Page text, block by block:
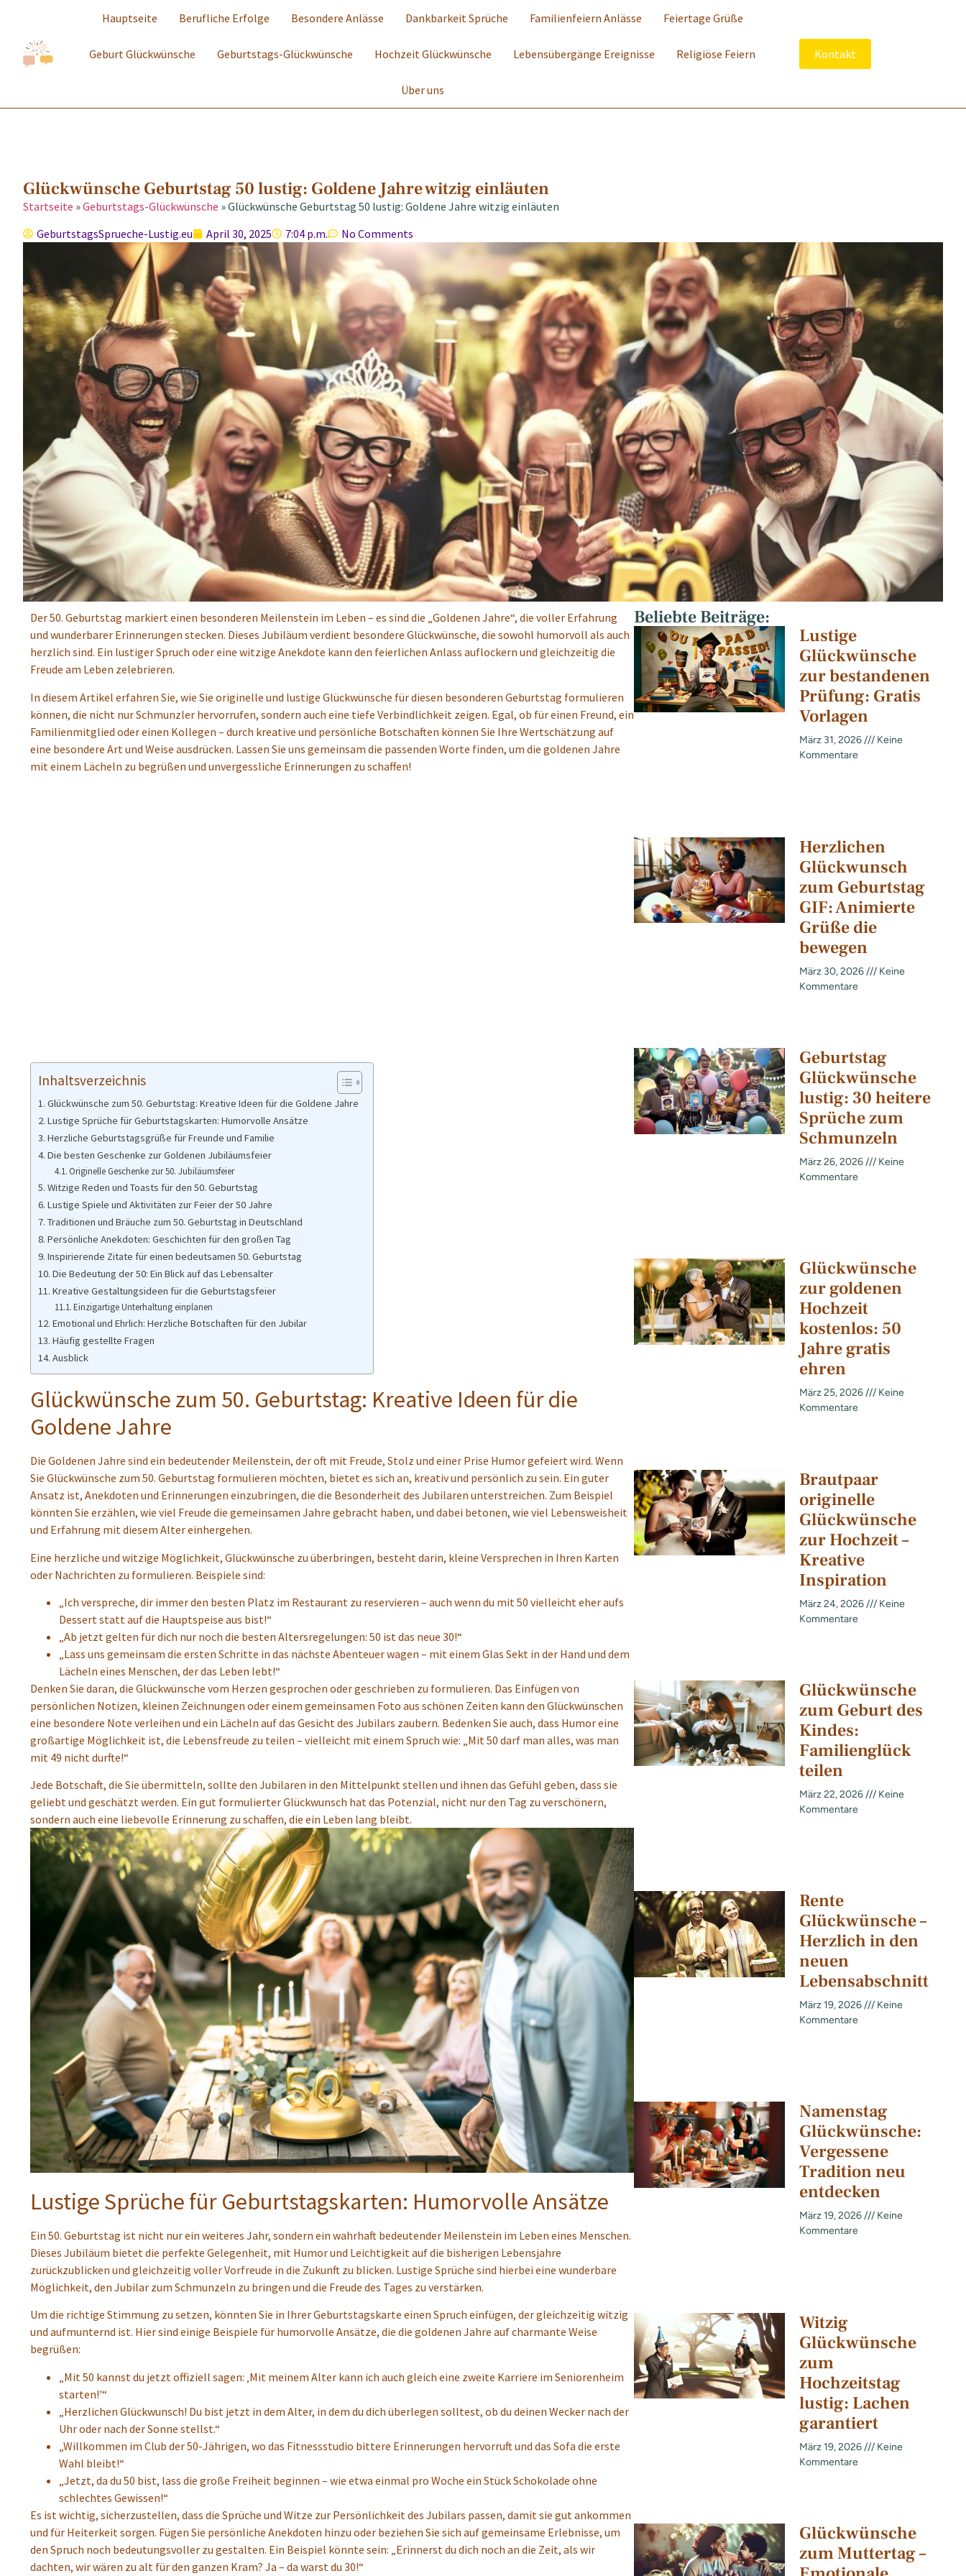
Hauptseite Berufliche Erfolge Besondere Anlässe Dankbarkeit Sprüche Familienfeiern Anlässe Feiertage Grüße
Geburt Glückwünsche Geburtstags-Glückwünsche Hochzeit Glückwünsche Lebensübergänge Ereignisse Religiöse Feiern
Über uns
Kontakt
Glückwünsche Geburtstag 50 lustig: Goldene Jahre witzig einläuten
Startseite »Geburtstags-Glückwünsche »Glückwünsche Geburtstag 50 lustig: Goldene Jahre witzig einläuten
GeburtstagsSprueche-Lustig.eu
April 30, 2025 7:04 p.m. No Comments
Der 50. Geburtstag markiert einen besonderen Meilenstein im Leben – es sind die „Goldenen Jahre“, die voller Erfahrung
und wunderbarer Erinnerungen stecken. Dieses Jubiläum verdient besondere Glückwünsche, die sowohl humorvoll als auch
herzlich sind. Ein lustiger Spruch oder eine witzige Anekdote kann den feierlichen Anlass auflockern und gleichzeitig die
Freude am Leben zelebrieren.
In diesem Artikel erfahren Sie, wie Sie originelle und lustige Glückwünsche für diesen besonderen Geburtstag formulieren
können, die nicht nur Schmunzler hervorrufen, sondern auch eine tiefe Verbindlichkeit zeigen. Egal, ob für einen Freund, ein
Familienmitglied oder einen Kollegen – durch kreative und persönliche Botschaften können Sie Ihre Wertschätzung auf
eine besondere Art und Weise ausdrücken. Lassen Sie uns gemeinsam die passenden Worte finden, um die goldenen Jahre
mit einem Lächeln zu begrüßen und unvergessliche Erinnerungen zu schaffen!
Inhaltsverzeichnis
Glückwünsche zum 50. Geburtstag: Kreative Ideen für die Goldene Jahre
Lustige Sprüche für Geburtstagskarten: Humorvolle Ansätze
Herzliche Geburtstagsgrüße für Freunde und Familie
Die besten Geschenke zur Goldenen Jubiläumsfeier
Originelle Geschenke zur 50. Jubiläumsfeier
Witzige Reden und Toasts für den 50. Geburtstag
Lustige Spiele und Aktivitäten zur Feier der 50 Jahre
Traditionen und Bräuche zum 50. Geburtstag in Deutschland
Persönliche Anekdoten: Geschichten für den großen Tag
Inspirierende Zitate für einen bedeutsamen 50. Geburtstag
Die Bedeutung der 50: Ein Blick auf das Lebensalter
Kreative Gestaltungsideen für die Geburtstagsfeier
Einzigartige Unterhaltung einplanen
Emotional und Ehrlich: Herzliche Botschaften für den Jubilar
Häufig gestellte Fragen
Ausblick
Glückwünsche zum 50. Geburtstag: Kreative Ideen für die
Goldene Jahre
Die Goldenen Jahre sind ein bedeutender Meilenstein, der oft mit Freude, Stolz und einer Prise Humor gefeiert wird. Wenn
Sie Glückwünsche zum 50. Geburtstag formulieren möchten, bietet es sich an, kreativ und persönlich zu sein. Ein guter
Ansatz ist, Anekdoten und Erinnerungen einzubringen, die die Besonderheit des Jubilaren unterstreichen. Zum Beispiel
könnten Sie erzählen, wie viel Freude die gemeinsamen Jahre gebracht haben, und dabei betonen, wie viel Lebensweisheit
und Erfahrung mit diesem Alter einhergehen.
Eine herzliche und witzige Möglichkeit, Glückwünsche zu überbringen, besteht darin, kleine Versprechen in Ihren Karten
oder Nachrichten zu formulieren. Beispiele sind:
„Ich verspreche, dir immer den besten Platz im Restaurant zu reservieren – auch wenn du mit 50 vielleicht eher aufs
Dessert statt auf die Hauptspeise aus bist!“
„Ab jetzt gelten für dich nur noch die besten Altersregelungen: 50 ist das neue 30!“
„Lass uns gemeinsam die ersten Schritte in das nächste Abenteuer wagen – mit einem Glas Sekt in der Hand und dem
Lächeln eines Menschen, der das Leben lebt!“
Denken Sie daran, die Glückwünsche vom Herzen gesprochen oder geschrieben zu formulieren. Das Einfügen von
persönlichen Notizen, kleinen Zeichnungen oder einem gemeinsamen Foto aus schönen Zeiten kann den Glückwünschen
eine besondere Note verleihen und ein Lächeln auf das Gesicht des Jubilars zaubern. Bedenken Sie auch, dass Humor eine
großartige Möglichkeit ist, die Lebensfreude zu teilen – vielleicht mit einem Spruch wie: „Mit 50 darf man alles, was man
mit 49 nicht durfte!“
Jede Botschaft, die Sie übermitteln, sollte den Jubilaren in den Mittelpunkt stellen und ihnen das Gefühl geben, dass sie
geliebt und geschätzt werden. Ein gut formulierter Glückwunsch hat das Potenzial, nicht nur den Tag zu verschönern,
sondern auch eine liebevolle Erinnerung zu schaffen, die ein Leben lang bleibt.
Lustige Sprüche für Geburtstagskarten: Humorvolle Ansätze
Ein 50. Geburtstag ist nicht nur ein weiteres Jahr, sondern ein wahrhaft bedeutender Meilenstein im Leben eines Menschen.
Dieses Jubiläum bietet die perfekte Gelegenheit, mit Humor und Leichtigkeit auf die bisherigen Lebensjahre
zurückzublicken und gleichzeitig voller Vorfreude in die Zukunft zu blicken. Lustige Sprüche sind hierbei eine wunderbare
Möglichkeit, den Jubilar zum Schmunzeln zu bringen und die Freude des Tages zu verstärken.
Um die richtige Stimmung zu setzen, könnten Sie in Ihrer Geburtstagskarte einen Spruch einfügen, der gleichzeitig witzig
und aufmunternd ist. Hier sind einige Beispiele für humorvolle Ansätze, die die goldenen Jahre auf charmante Weise
begrüßen:
„Mit 50 kannst du jetzt offiziell sagen: ‚Mit meinem Alter kann ich auch gleich eine zweite Karriere im Seniorenheim
starten!'“
„Herzlichen Glückwunsch! Du bist jetzt in dem Alter, in dem du dich überlegen solltest, ob du deinen Wecker nach der
Uhr oder nach der Sonne stellst.“
„Willkommen im Club der 50-Jährigen, wo das Fitnessstudio bittere Erinnerungen hervorruft und das Sofa die erste
Wahl bleibt!“
„Jetzt, da du 50 bist, lass die große Freiheit beginnen – wie etwa einmal pro Woche ein Stück Schokolade ohne
schlechtes Gewissen!“
Es ist wichtig, sicherzustellen, dass die Sprüche und Witze zur Persönlichkeit des Jubilars passen, damit sie gut ankommen
und für Heiterkeit sorgen. Fügen Sie persönliche Anekdoten hinzu oder beziehen Sie sich auf gemeinsame Erlebnisse, um
den Spruch noch bedeutungsvoller zu gestalten. Ein Beispiel könnte sein: „Erinnerst du dich noch an die Zeit, als wir
dachten, wir wären zu alt für den ganzen Kram? Ja – da warst du 30!“
Beliebte Beiträge:
Lustige
Glückwünsche
zur bestandenen
Prüfung: Gratis
Vorlagen
März 31, 2026
Keine
Kommentare
Herzlichen
Glückwunsch
zum Geburtstag
GIF: Animierte
Grüße die
bewegen
März 30, 2026
Keine
Kommentare
Geburtstag
Glückwünsche
lustig: 30 heitere
Sprüche zum
Schmunzeln
März 26, 2026
Keine
Kommentare
Glückwünsche
zur goldenen
Hochzeit
kostenlos: 50
Jahre gratis
ehren
März 25, 2026
Keine
Kommentare
Brautpaar
originelle
Glückwünsche
zur Hochzeit –
Kreative
Inspiration
März 24, 2026
Keine
Kommentare
Glückwünsche
zum Geburt des
Kindes:
Familienglück
teilen
März 22, 2026
Keine
Kommentare
Rente
Glückwünsche –
Herzlich in den
neuen
Lebensabschnitt
März 19, 2026
Keine
Kommentare
Namenstag
Glückwünsche:
Vergessene
Tradition neu
entdecken
März 19, 2026
Keine
Kommentare
Witzig
Glückwünsche
zum
Hochzeitstag
lustig: Lachen
garantiert
März 19, 2026
Keine
Kommentare
Glückwünsche
zum Muttertag –